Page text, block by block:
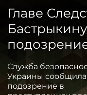
Главе
Служба
Украины сообщила
подозрение в